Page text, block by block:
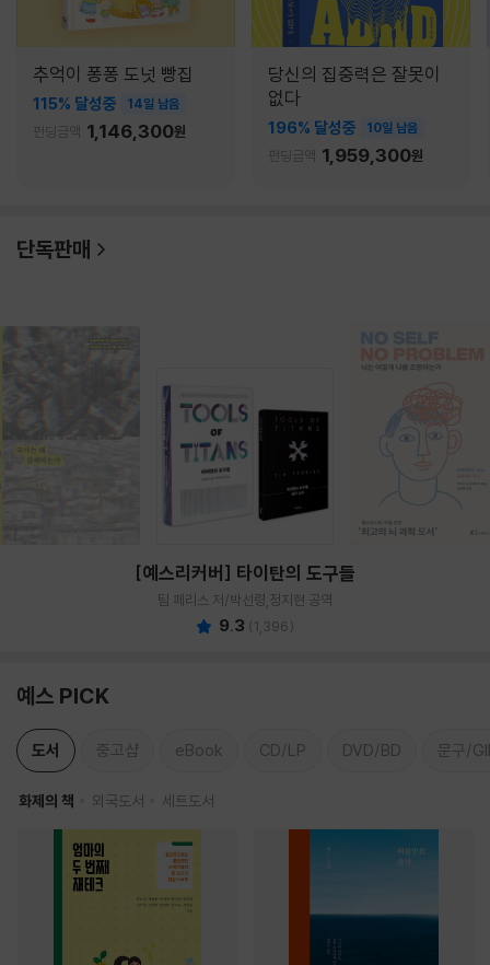
추억이 퐁퐁 도넛 빵집
115% 달성중 14일 남음
펀딩금액 1,146,300원
당신의 집중력은 잘못이
없다
196% 달성중 10일 남음
펀딩금액 1,959,300원
단독판매
[예스리커버] 타이탄의 도구들
팀 페리스 저/박선령,정지현 공역
9.3 (1,396)
예스 PICK
도서 중고샵 eBook CD/LP DVD/BD 문구/
화제의 책 외국도서 세트도서